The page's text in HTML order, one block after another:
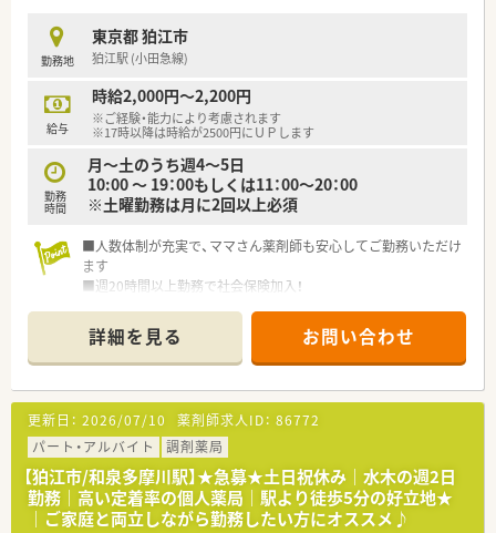
勤務地
東京都 狛江市
狛江駅 (小田急線)
給与
時給2,000円～2,200円
※ご経験・能力により考慮されます
※17時以降は時給が2500円にＵＰします
勤務
時間
月～土のうち週4～5日
10:00 ～ 19：00もしくは11：00～20：00
※土曜勤務は月に2回以上必須
■人数体制が充実で、ママさん薬剤師も安心してご勤務いただけ
ます
■週20時間以上勤務で社会保険加入！
詳細を見る お問い合わせ
更新日： 2026/07/10 薬剤師求人ID： 86772
パート・アルバイト
調剤薬局
【狛江市/和泉多摩川駅】★急募★土日祝休み｜水木の週2日
勤務｜高い定着率の個人薬局｜駅より徒歩5分の好立地★
｜ご家庭と両立しながら勤務したい方にオススメ♪